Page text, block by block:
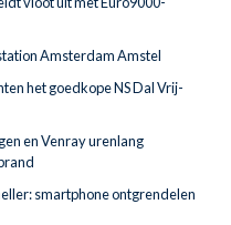
Amsterdam Amstel
het goedkope NS Dal Vrij-
en Venray urenlang
smartphone ontgrendelen